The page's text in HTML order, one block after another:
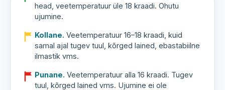
head, veetemperatuur üle 18 kraadi. Ohutu
ujumine.
Kollane. Veetemperatuur 16–18 kraadi, kuid
samal ajal tugev tuul, kõrged lained, ebastabiilne
ilmastik vms.
Punane. Veetemperatuur alla 16 kraadi. Tugev
tuul, kõrged lained vms. Ujumine ei ole